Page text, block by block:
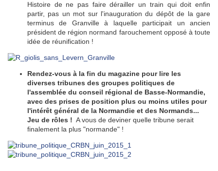
Histoire de ne pas faire dérailler un train qui doit enfin
partir, pas un mot sur l'inauguration du dépôt de la gare
terminus de Granville à laquelle participait un ancien
président de région normand farouchement opposé à toute
idée de réunification !
Rendez-vous à la fin du magazine pour lire les
diverses tribunes des groupes politiques de
l'assemblée du conseil régional de Basse-Normandie,
avec des prises de position plus ou moins utiles pour
l'intérêt général de la Normandie et des Normands...
Jeu de rôles ! A vous de deviner quelle tribune serait
finalement la plus "normande" !